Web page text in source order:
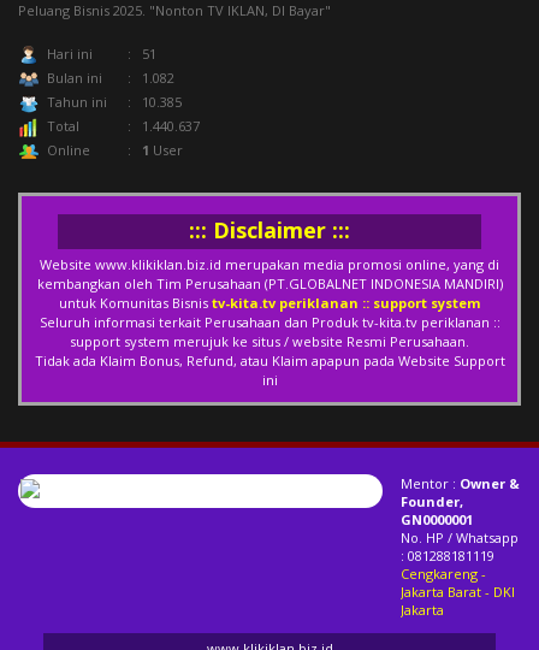
Peluang Bisnis 2025. "Nonton TV IKLAN, DI Bayar"
Hari ini
: 51
Bulan ini
: 1.082
Tahun ini
: 10.385
Total
: 1.440.637
Online
: 1 User
::: Disclaimer :::
Website www.klikiklan.biz.id merupakan media promosi online, yang di
kembangkan oleh Tim Perusahaan (PT.GLOBALNET INDONESIA MANDIRI)
untuk Komunitas Bisnis tv-kita.tv periklanan :: support system
Seluruh informasi terkait Perusahaan dan Produk tv-kita.tv periklanan ::
support system merujuk ke situs / website Resmi Perusahaan.
Tidak ada Klaim Bonus, Refund, atau Klaim apapun pada Website Support
ini
Mentor : Owner &
Founder,
GN0000001
No. HP / Whatsapp
: 081288181119
Cengkareng -
Jakarta Barat - DKI
Jakarta